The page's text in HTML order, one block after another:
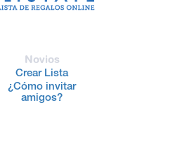
Novios
Crear Lista
¿Cómo invitar
amigos?